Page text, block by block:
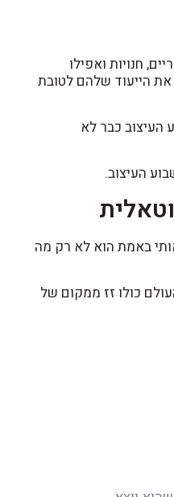
חנויות ואפילו
את הייעוד שלהם לטובת
העיצוב כבר לא
העיצוב.
באמת הוא לא רק מה
כולו זז ממקום של